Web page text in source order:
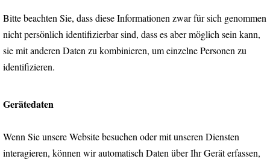
Bitte beachten Sie, dass diese Informationen zwar für sich genommen
nicht persönlich identifizierbar sind, dass es aber möglich sein kann,
sie mit anderen Daten zu kombinieren, um einzelne Personen zu
identifizieren.
Gerätedaten
Wenn Sie unsere Website besuchen oder mit unseren Diensten
interagieren, können wir automatisch Daten über Ihr Gerät erfassen,